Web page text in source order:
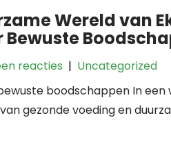
Wereld van
reacties | Uncategorized
boodschappen In
gezonde voeding en